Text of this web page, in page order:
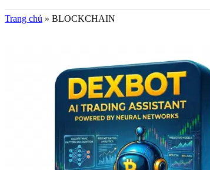
Trang chủ » BLOCKCHAIN